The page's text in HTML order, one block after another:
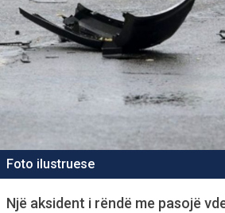
Foto ilustruese
Një aksident i rëndë me pasojë